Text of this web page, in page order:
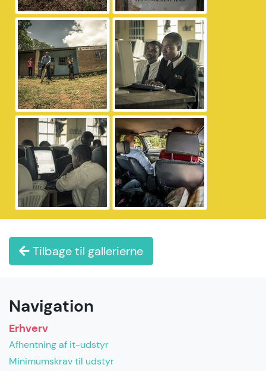
Tilbage til gallerierne
Navigation
Erhverv
Afhentning af it-udstyr
Minimumskrav til udstyr